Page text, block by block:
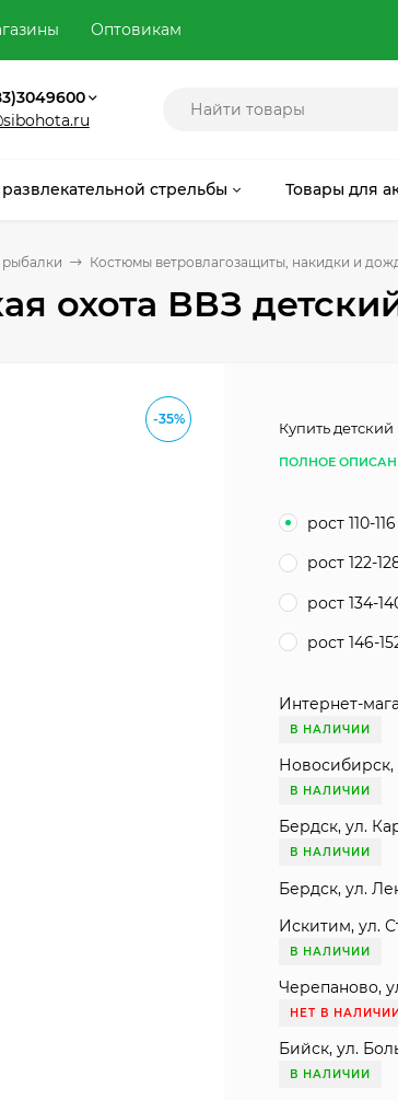
Оптовикам
стрельбы Товары для
Костюмы ветровлагозащиты, накидки и
охота ВВЗ
-35%
Купить
ПОЛНОЕ
рост 110-116
рост 122-
рост 134-
рост 146-
Интернет-
В НАЛИЧИИ
Новосибирск,
В НАЛИЧИИ
Бердск, ул.
В НАЛИЧИИ
Бердск, ул.
Искитим, ул.
В НАЛИЧИИ
Черепаново,
НЕТ В НАЛИЧИИ
Бийск, ул.
В НАЛИЧИИ